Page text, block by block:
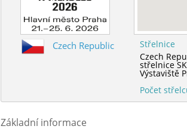
Czech Republic
Střelnice
Czech
střelnice
Výstaviště
Počet
Základní informace